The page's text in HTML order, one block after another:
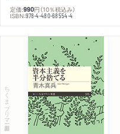
定価:990円 （10％税込み）
ISBN:978-4-480-68554-4
ちくまプリマー新書